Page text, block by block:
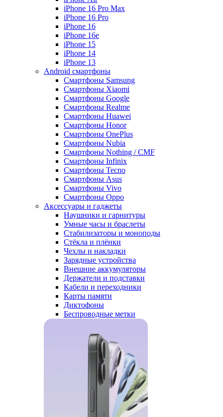
iPhone 16 Pro Max
iPhone 16 Pro
iPhone 16
iPhone 16e
iPhone 15
iPhone 14
iPhone 13
Android cмартфоны
Смартфоны Samsung
Смартфоны Xiaomi
Смартфоны Google
Смартфоны Realme
Смартфоны Huawei
Смартфоны Honor
Смартфоны OnePlus
Смартфоны Nubia
Смартфоны Nothing / CMF
Смартфоны Infinix
Смартфоны Tecno
Смартфоны Asus
Смартфоны Vivo
Смартфоны Oppo
Аксессуары и гаджеты
Наушники и гарнитуры
Умные часы и браслеты
Стабилизаторы и моноподы
Стёкла и плёнки
Чехлы и накладки
Зарядные устройства
Внешние аккумуляторы
Держатели и подставки
Кабели и переходники
Карты памяти
Диктофоны
Беспроводные метки